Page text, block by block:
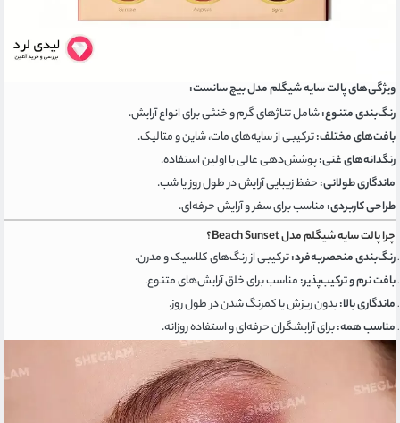
ویژگی‌های پالت سایه شیگلم مدل بیچ سانست:
رنگ‌بندی متنوع:شامل تناژهای گرم و خنثی برای انواع آرایش.
بافت‌های مختلف:ترکیبی از سایه‌های مات، شاین و متالیک.
رنگدانه‌های غنی:پوشش‌دهی عالی با اولین استفاده.
ماندگاری طولانی:حفظ زیبایی آرایش در طول روز یا شب.
طراحی کاربردی:مناسب برای سفر و آرایش حرفه‌ای.
چرا پالت سایه شیگلم مدل Beach Sunset؟
رنگ‌بندی منحصربه‌فرد:ترکیبی از رنگ‌های کلاسیک و مدرن.
بافت نرم و ترکیب‌پذیر:مناسب برای خلق آرایش‌های متنوع.
ماندگاری بالا:بدون ریزش یا کمرنگ شدن در طول روز.
مناسب همه:برای آرایشگران حرفه‌ای و استفاده روزانه.